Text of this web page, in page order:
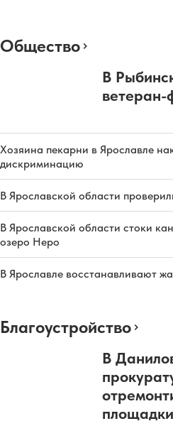
Общество
В
ветеран-
Хозяина пекарни в Ярославле
дискриминацию
В Ярославской области
В Ярославской области стоки
озеро Неро
В Ярославле восстанавливают
Благоустройство
В
площадки